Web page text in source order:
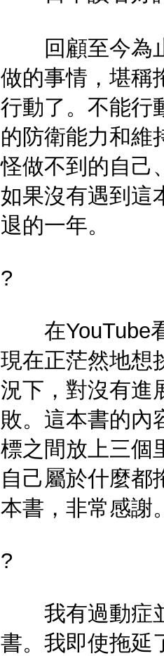
回顧至今為止
做的事情，堪稱
行動了。不能行
的防衛能力和維
怪做不到的自己
如果沒有遇到這
退的一年。
?
在YouTube看
現在正茫然地想
況下，對沒有進
敗。這本書的內
標之間放上三個
自己屬於什麼都
本書，非常感謝
?
我有過動症並
書。我即使拖延